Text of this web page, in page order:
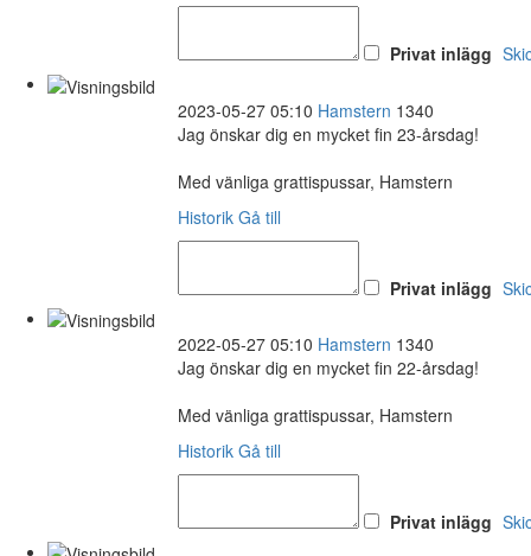
Privat inlägg
2023-05-27 05:10 Hamstern 1340
Jag önskar dig en mycket fin 23-årsdag!
Med vänliga grattispussar, Hamstern
Historik Gå till
Privat inlägg
2022-05-27 05:10 Hamstern 1340
Jag önskar dig en mycket fin 22-årsdag!
Med vänliga grattispussar, Hamstern
Historik Gå till
Privat inlägg